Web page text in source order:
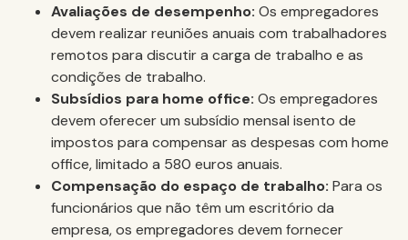
Avaliações de desempenho: Os empregadores
devem realizar reuniões anuais com trabalhadores
remotos para discutir a carga de trabalho e as
condições de trabalho.
Subsídios para home office: Os empregadores
devem oferecer um subsídio mensal isento de
impostos para compensar as despesas com home
office, limitado a 580 euros anuais.
Compensação do espaço de trabalho: Para os
funcionários que não têm um escritório da
empresa, os empregadores devem fornecer